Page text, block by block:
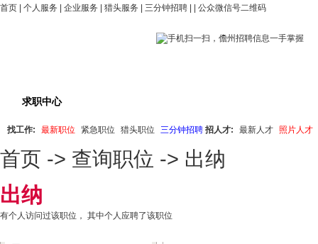
首页 个人服务 企业服务 猎头服务 三分钟招聘 公众微信号二维码
求职中心
找工作: 最新职位 紧急职位 猎头职位 三分钟招聘 招人才: 最新人才 照片人才
首页 -> 查询职位 -> 出纳
出纳
有个人访问过该职位， 其中个人应聘了该职位